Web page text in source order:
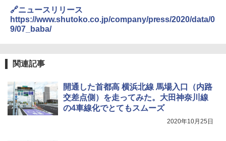
🔗ニュースリリース
https://www.shutoko.co.jp/company/press/2020/data/0
9/07_baba/
関連記事
開通した首都高 横浜北線 馬場入口（内路
交差点側）を走ってみた。大田神奈川線
の4車線化でとてもスムーズ
2020年10月25日